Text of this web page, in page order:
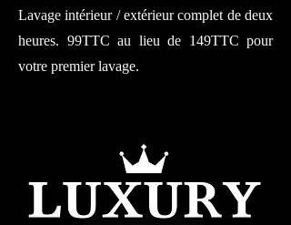
Lavage intérieur / extérieur complet de deux
heures. 99TTC au lieu de 149TTC pour
votre premier lavage.